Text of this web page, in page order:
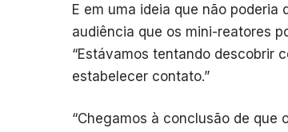
E em uma ideia que não poderia
audiência que os mini-reatores
“Estávamos tentando descobrir
estabelecer contato.”
“Chegamos à conclusão de que